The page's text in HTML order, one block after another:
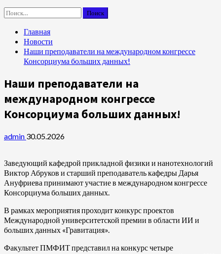
Найти:
Главная
Новости
Наши преподаватели на международном конгрессе
Консорциума больших данных!
Наши преподаватели на
международном конгрессе
Консорциума больших данных!
admin 30.05.2026
Заведующий кафедрой прикладной физики и нанотехнологий
Виктор Абруков и старший преподаватель кафедры Дарья
Ануфриева принимают участие в международном конгрессе
Консорциума больших данных.
В рамках мероприятия проходит конкурс проектов
Международной университетской премии в области ИИ и
больших данных «Гравитация».
Факультет ПМФИТ представил на конкурс четыре